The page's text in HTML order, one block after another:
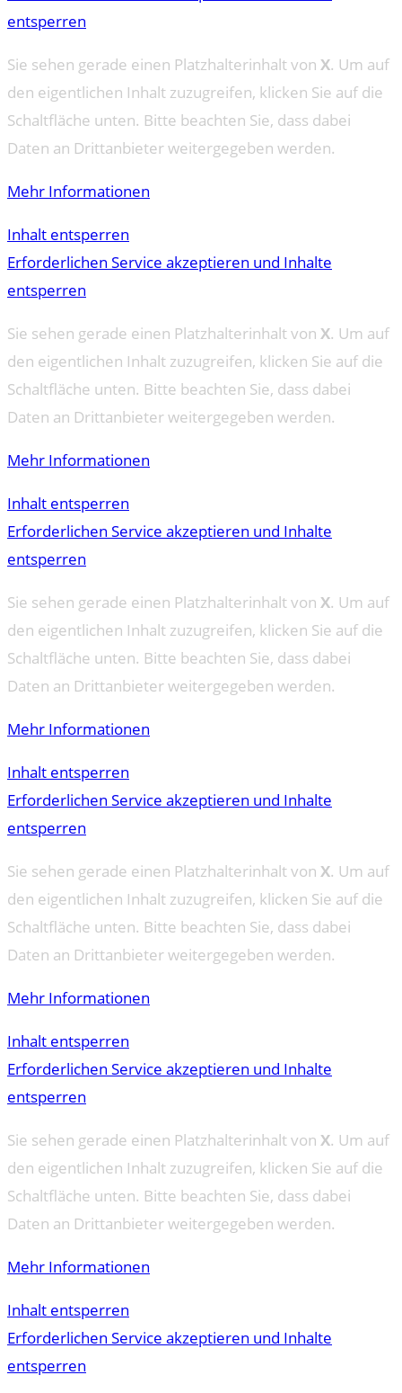
entsperren
Sie sehen gerade einen Platzhalterinhalt von X. Um auf
den eigentlichen Inhalt zuzugreifen, klicken Sie auf die
Schaltfläche unten. Bitte beachten Sie, dass dabei
Daten an Drittanbieter weitergegeben werden.
Mehr Informationen
Inhalt entsperren
Erforderlichen Service akzeptieren und Inhalte
entsperren
Sie sehen gerade einen Platzhalterinhalt von X. Um auf
den eigentlichen Inhalt zuzugreifen, klicken Sie auf die
Schaltfläche unten. Bitte beachten Sie, dass dabei
Daten an Drittanbieter weitergegeben werden.
Mehr Informationen
Inhalt entsperren
Erforderlichen Service akzeptieren und Inhalte
entsperren
Sie sehen gerade einen Platzhalterinhalt von X. Um auf
den eigentlichen Inhalt zuzugreifen, klicken Sie auf die
Schaltfläche unten. Bitte beachten Sie, dass dabei
Daten an Drittanbieter weitergegeben werden.
Mehr Informationen
Inhalt entsperren
Erforderlichen Service akzeptieren und Inhalte
entsperren
Sie sehen gerade einen Platzhalterinhalt von X. Um auf
den eigentlichen Inhalt zuzugreifen, klicken Sie auf die
Schaltfläche unten. Bitte beachten Sie, dass dabei
Daten an Drittanbieter weitergegeben werden.
Mehr Informationen
Inhalt entsperren
Erforderlichen Service akzeptieren und Inhalte
entsperren
Sie sehen gerade einen Platzhalterinhalt von X. Um auf
den eigentlichen Inhalt zuzugreifen, klicken Sie auf die
Schaltfläche unten. Bitte beachten Sie, dass dabei
Daten an Drittanbieter weitergegeben werden.
Mehr Informationen
Inhalt entsperren
Erforderlichen Service akzeptieren und Inhalte
entsperren